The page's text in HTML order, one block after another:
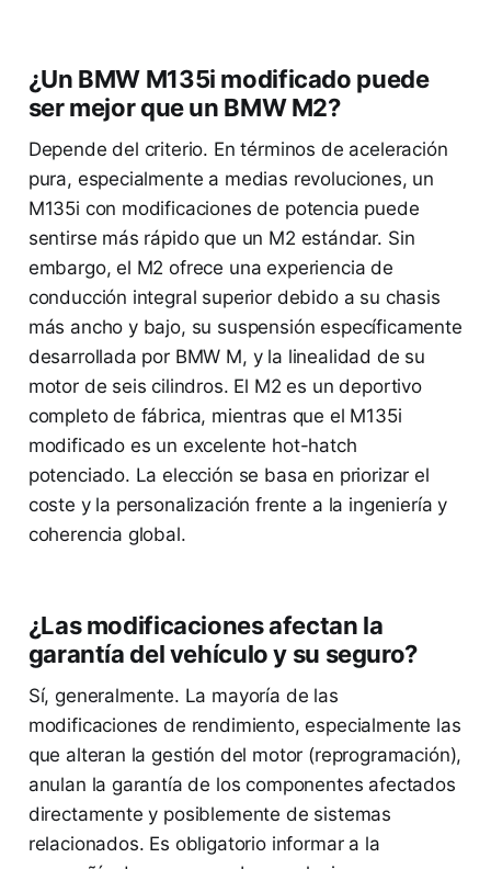
¿Un BMW M135i modificado puede
ser mejor que un BMW M2?
Depende del criterio. En términos de aceleración
pura, especialmente a medias revoluciones, un
M135i con modificaciones de potencia puede
sentirse más rápido que un M2 estándar. Sin
embargo, el M2 ofrece una experiencia de
conducción integral superior debido a su chasis
más ancho y bajo, su suspensión específicamente
desarrollada por BMW M, y la linealidad de su
motor de seis cilindros. El M2 es un deportivo
completo de fábrica, mientras que el M135i
modificado es un excelente hot-hatch
potenciado. La elección se basa en priorizar el
coste y la personalización frente a la ingeniería y
coherencia global.
¿Las modificaciones afectan la
garantía del vehículo y su seguro?
Sí, generalmente. La mayoría de las
modificaciones de rendimiento, especialmente las
que alteran la gestión del motor (reprogramación),
anulan la garantía de los componentes afectados
directamente y posiblemente de sistemas
relacionados. Es obligatorio informar a la